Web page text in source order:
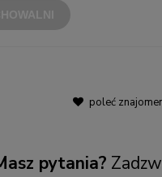
poleć
pytania?